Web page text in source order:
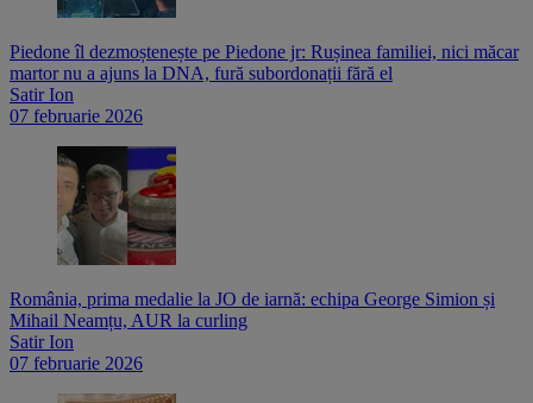
Piedone îl dezmoștenește pe Piedone jr: Rușinea familiei, nici măcar
martor nu a ajuns la DNA, fură subordonații fără el
Satir Ion
07 februarie 2026
România, prima medalie la JO de iarnă: echipa George Simion și
Mihail Neamțu, AUR la curling
Satir Ion
07 februarie 2026